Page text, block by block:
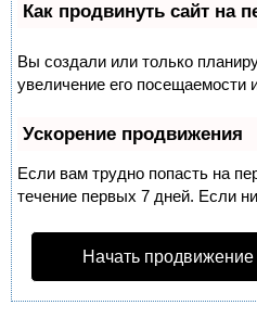
Как продвинуть сайт на
Вы создали или только
увеличение его посещаемости
Ускорение продвижения
Если вам трудно попасть на
течение первых 7 дней. Если
Начать продвижение